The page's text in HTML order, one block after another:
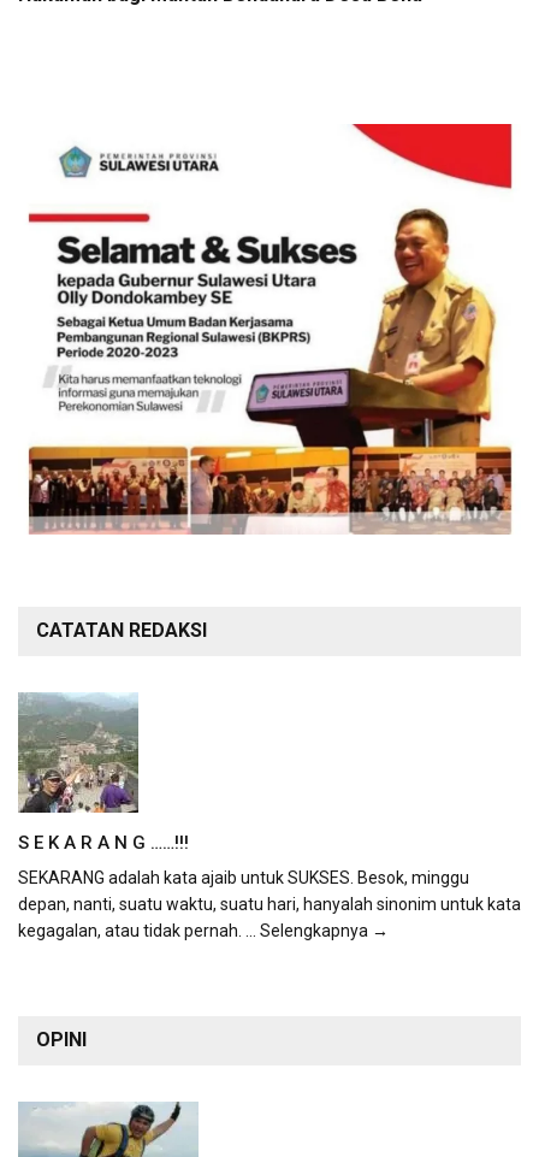
CATATAN REDAKSI
S E K A R A N G ……!!!
SEKARANG adalah kata ajaib untuk SUKSES. Besok, minggu
depan, nanti, suatu waktu, suatu hari, hanyalah sinonim untuk kata
kegagalan, atau tidak pernah. ... Selengkapnya →
OPINI